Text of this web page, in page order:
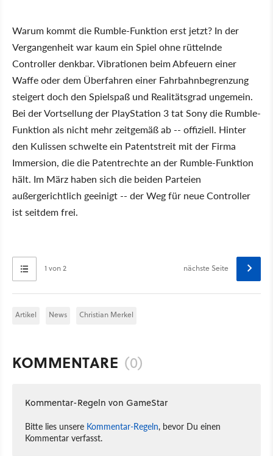
Warum kommt die Rumble-Funktion erst jetzt? In der
Vergangenheit war kaum ein Spiel ohne rüttelnde
Controller denkbar. Vibrationen beim Abfeuern einer
Waffe oder dem Überfahren einer Fahrbahnbegrenzung
steigert doch den Spielspaß und Realitätsgrad ungemein.
Bei der Vortsellung der PlayStation 3 tat Sony die Rumble-
Funktion als nicht mehr zeitgemäß ab -- offiziell. Hinter
den Kulissen schwelte ein Patentstreit mit der Firma
Immersion, die die Patentrechte an der Rumble-Funktion
hält. Im März haben sich die beiden Parteien
außergerichtlich geeinigt -- der Weg für neue Controller
ist seitdem frei.
1 von 2 nächste Seite
Artikel News Christian Merkel
KOMMENTARE (0)
Kommentar-Regeln von GameStar
Bitte lies unsere Kommentar-Regeln, bevor Du einen
Kommentar verfasst.